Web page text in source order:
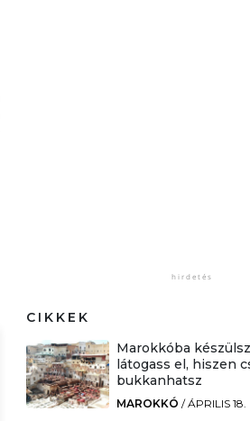
CIKKEK
Marokkóba
látogass el, hiszen
bukkanhatsz
MAROKKÓ /ÁPRILIS 18.